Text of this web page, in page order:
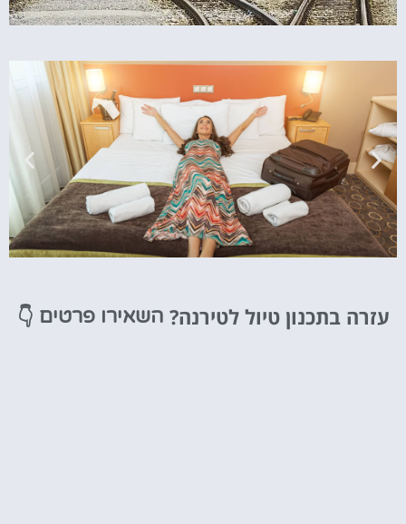
מציאת מלון
עזרה בתכנון טיול לטירנה? השאירו פרטים 👇